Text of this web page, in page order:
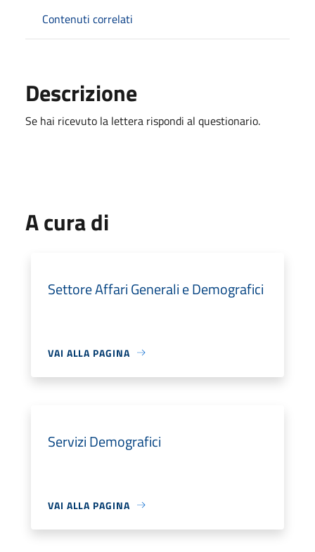
Contenuti correlati
Descrizione
Se hai ricevuto la lettera rispondi al questionario.
A cura di
Settore Affari Generali e Demografici
VAI ALLA PAGINA
Servizi Demografici
VAI ALLA PAGINA